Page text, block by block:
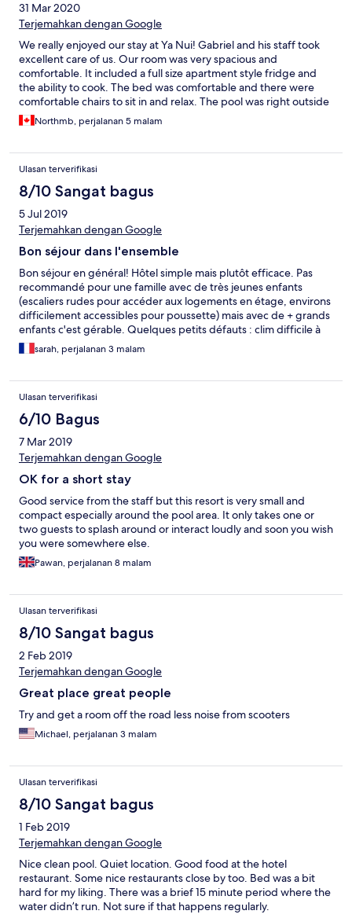
31 Mar 2020
Terjemahkan dengan Google
We really enjoyed our stay at Ya Nui! Gabriel and his staff took
excellent care of us. Our room was very spacious and
comfortable. It included a full size apartment style fridge and
the ability to cook. The bed was comfortable and there were
comfortable chairs to sit in and relax. The pool was right outside
our patio area and quite refreshing. The on site restaurant had
an extensive menu offering lots of choice. The food was very
wonderful seafood market. It is common to buy your fresh
seafood and have one of the many restaurants prepare it for
you! Would love to return!
Northmb, perjalanan 5 malam
Ulasan terverifikasi
8/10 Sangat bagus
5 Jul 2019
Terjemahkan dengan Google
Bon séjour dans l'ensemble
Bon séjour en général! Hôtel simple mais plutôt efficace. Pas
recommandé pour une famille avec de très jeunes enfants
(escaliers rudes pour accéder aux logements en étage, environs
difficilement accessibles pour poussette) mais avec de + grands
enfants c'est gérable. Quelques petits défauts : clim difficile à
dompter, petite invasion de mini fourmis, mais le personnel est
très sympathique et accueillant. Le petit restaurant est simple
pour le prix payé
sarah, perjalanan 3 malam
Ulasan terverifikasi
6/10 Bagus
7 Mar 2019
Terjemahkan dengan Google
OK for a short stay
Good service from the staff but this resort is very small and
compact especially around the pool area. It only takes one or
two guests to splash around or interact loudly and soon you wish
you were somewhere else.
Pawan, perjalanan 8 malam
Ulasan terverifikasi
8/10 Sangat bagus
2 Feb 2019
Terjemahkan dengan Google
Great place great people
Try and get a room off the road less noise from scooters
Michael, perjalanan 3 malam
Ulasan terverifikasi
8/10 Sangat bagus
1 Feb 2019
Terjemahkan dengan Google
Nice clean pool. Quiet location. Good food at the hotel
restaurant. Some nice restaurants close by too. Bed was a bit
hard for my liking. There was a brief 15 minute period where the
water didn’t run. Not sure if that happens regularly.